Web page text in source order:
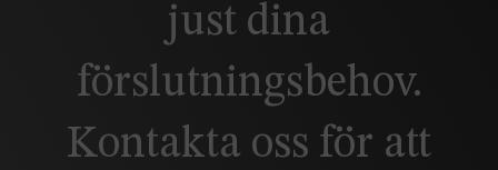
just dina
förslutningsbehov.
Kontakta oss för att